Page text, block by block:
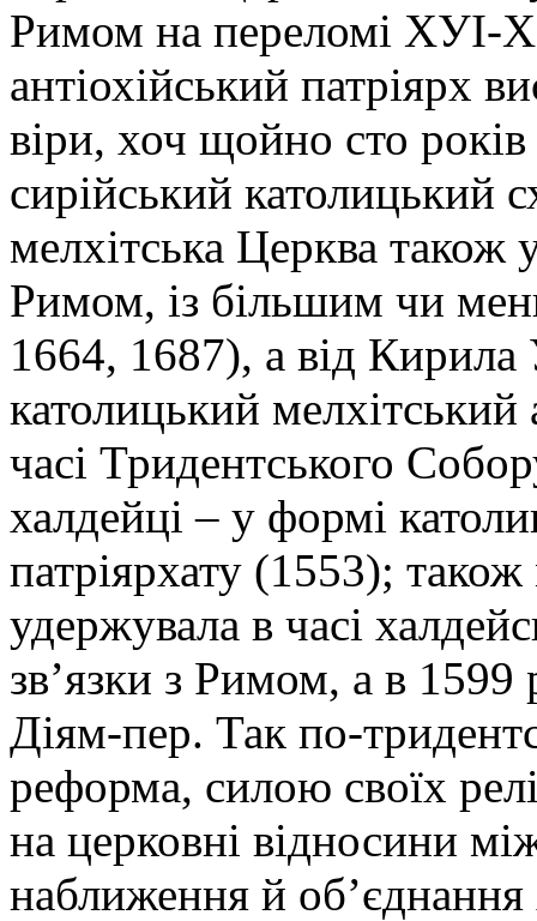
Римом на переломі ХУІ-
антіохійський патріярх
віри, хоч щойно сто
сирійський католицький
мелхітська Церква також
Римом, із більшим чи
1664, 1687), а від Кирила
католицький мелхітський
часі Тридентського
халдейці – у формі
патріярхату (1553);
удержувала в часі
зв’язки з Римом, а в 1599
Діям-пер. Так по-
реформа, силою своїх
на церковні відносини
наближення й об’єднання